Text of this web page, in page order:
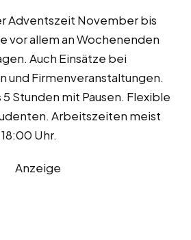
Adventszeit November bis
vor allem an Wochenenden
Auch Einsätze bei
und Firmenveranstaltungen.
Stunden mit Pausen. Flexible
Arbeitszeiten meist
Uhr.
Anzeige